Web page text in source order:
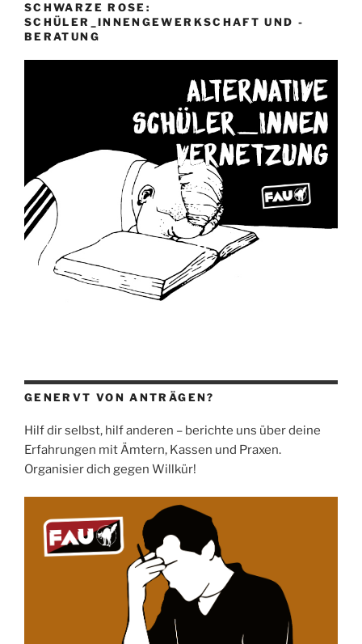
SCHWARZE ROSE:
SCHÜLER_INNENGEWERKSCHAFT UND -
BERATUNG
GENERVT VON ANTRÄGEN?
Hilf dir selbst, hilf anderen – berichte uns über deine
Erfahrungen mit Ämtern, Kassen und Praxen.
Organisier dich gegen Willkür!